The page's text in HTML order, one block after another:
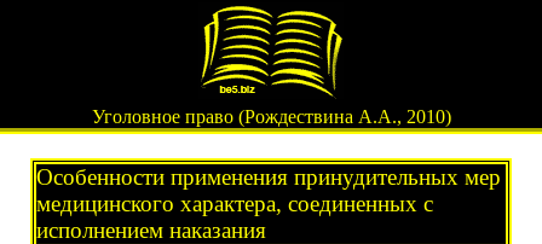
Уголовное право (Рождествина А.А., 2010)
Особенности применения принудительных мер
медицинского характера, соединенных с
исполнением наказания